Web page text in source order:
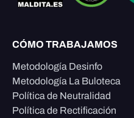
CÓMO TRABAJAMOS
Metodología Desinfo
Metodología La Buloteca
Política de Neutralidad
Política de Rectificación